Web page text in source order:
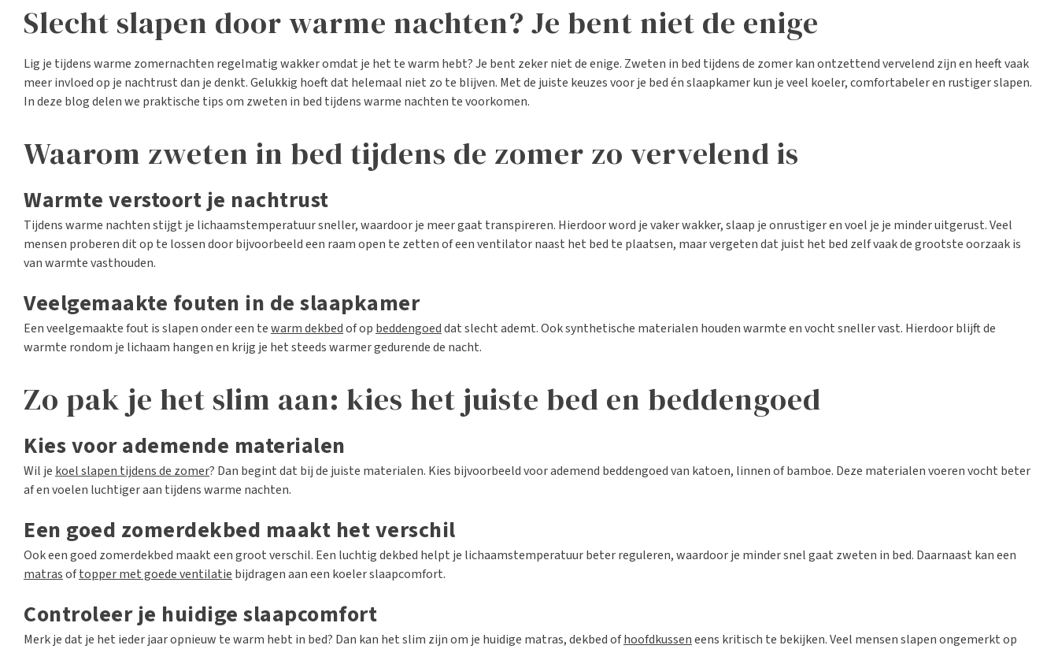
Slecht slapen door warme nachten? Je bent niet de enige
Lig je tijdens warme zomernachten regelmatig wakker omdat je het te warm hebt? Je bent zeker niet de enige. Zweten in bed tijdens de zomer kan ontzettend vervelend zijn en heeft vaak
meer invloed op je nachtrust dan je denkt. Gelukkig hoeft dat helemaal niet zo te blijven. Met de juiste keuzes voor je bed én slaapkamer kun je veel koeler, comfortabeler en rustiger slapen.
In deze blog delen we praktische tips om zweten in bed tijdens warme nachten te voorkomen.
Waarom zweten in bed tijdens de zomer zo vervelend is
Warmte verstoort je nachtrust
Tijdens warme nachten stijgt je lichaamstemperatuur sneller, waardoor je meer gaat transpireren. Hierdoor word je vaker wakker, slaap je onrustiger en voel je je minder uitgerust. Veel
mensen proberen dit op te lossen door bijvoorbeeld een raam open te zetten of een ventilator naast het bed te plaatsen, maar vergeten dat juist het bed zelf vaak de grootste oorzaak is
van warmte vasthouden.
Veelgemaakte fouten in de slaapkamer
Een veelgemaakte fout is slapen onder een tewarm dekbedof op beddengoeddat slecht ademt. Ook synthetische materialen houden warmte en vocht sneller vast. Hierdoor blijft de
warmte rondom je lichaam hangen en krijg je het steeds warmer gedurende de nacht.
Zo pak je het slim aan: kies het juiste bed en beddengoed
Kies voor ademende materialen
Wil je koel slapen tijdens de zomer? Dan begint dat bij de juiste materialen. Kies bijvoorbeeld voor ademend beddengoed van katoen, linnen of bamboe. Deze materialen voeren vocht beter
af en voelen luchtiger aan tijdens warme nachten.
Een goed zomerdekbed maakt het verschil
Ook een goed zomerdekbed maakt een groot verschil. Een luchtig dekbed helpt je lichaamstemperatuur beter reguleren, waardoor je minder snel gaat zweten in bed. Daarnaast kan een
matrasoftopper met goede ventilatie bijdragen aan een koeler slaapcomfort.
Controleer je huidige slaapcomfort
Merk je dat je het ieder jaar opnieuw te warm hebt in bed? Dan kan het slim zijn om je huidige matras, dekbed ofhoofdkusseneens kritisch te bekijken. Veel mensen slapen ongemerkt op